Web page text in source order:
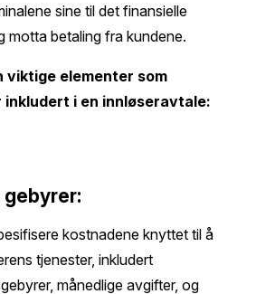
sine til det finansielle
motta betaling fra kundene.
viktige elementer som
inkludert i en innløseravtale:
gebyrer:
kostnadene knyttet til å
tjenester, inkludert
månedlige avgifter, og